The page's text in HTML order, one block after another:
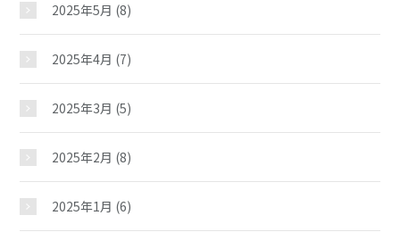
2025年5月 (8)
2025年4月 (7)
2025年3月 (5)
2025年2月 (8)
2025年1月 (6)